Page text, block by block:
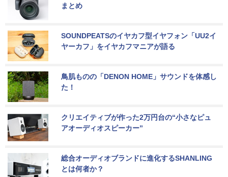
まとめ
SOUNDPEATSのイヤカフ型イヤフォン「UU2イ
ヤーカフ」をイヤカフマニアが語る
鳥肌ものの「DENON HOME」サウンドを体感し
た！
クリエイティブが作った2万円台の“小さなピュ
アオーディオスピーカー”
総合オーディオブランドに進化するSHANLING
とは何者か？